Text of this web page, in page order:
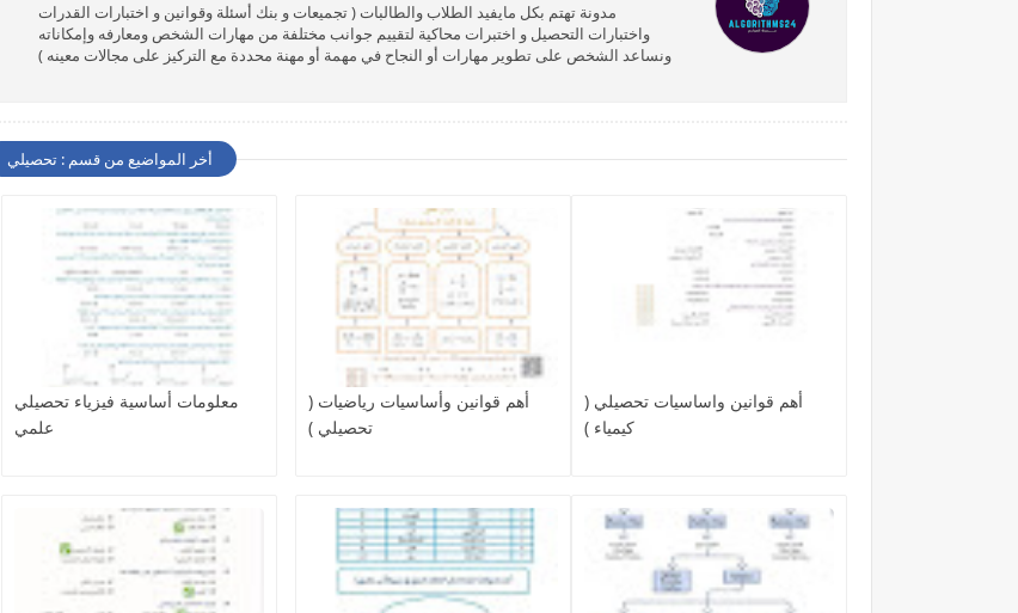
مدونة تهتم بكل مايفيد الطلاب والطالبات ( تجميعات و بنك أسئلة وقوانين و اختبارات القدرات
واختبارات التحصيل و اختبرات محاكية لتقييم جوانب مختلفة من مهارات الشخص ومعارفه وإمكاناته
ونساعد الشخص على تطوير مهارات أو النجاح في مهمة أو مهنة محددة مع التركيز على مجالات معينه )
أخر المواضيع من قسم : تحصيلي
معلومات أساسية فيزياء تحصيلي
علمي
أهم قوانين وأساسيات رياضيات (
تحصيلي )
أهم قوانين واساسيات تحصيلي (
كيمياء )